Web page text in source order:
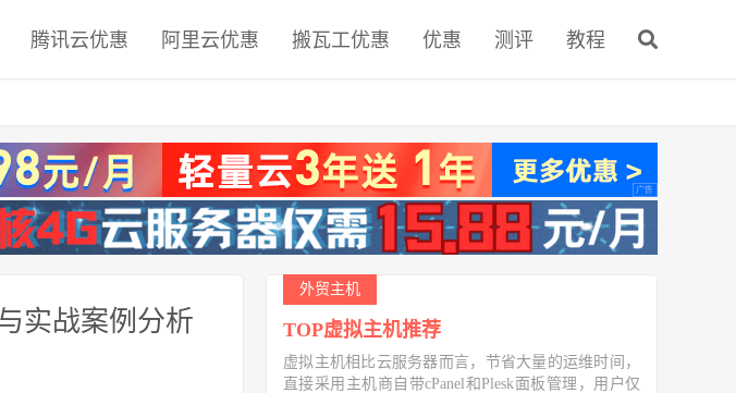
腾讯云优惠 阿里云优惠 搬瓦工优惠 优惠 测评 教程
实战案例分析
外贸主机
TOP虚拟主机推荐
虚拟主机相比云服务器而言，节省大量的运维时间，
直接采用主机商自带cPanel和Plesk面板管理，用户仅